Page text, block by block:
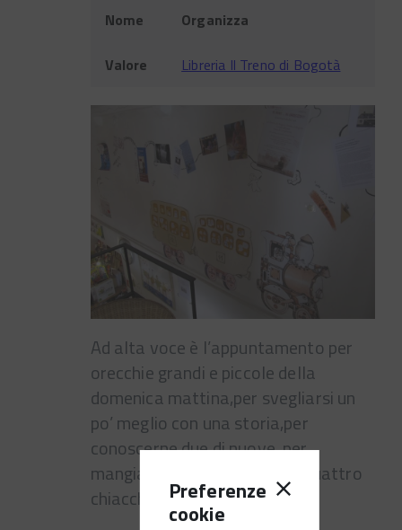
Preferenze
cookie
Nome Organizza
Valore Libreria Il Treno di Bogotà
Ad alta voce è l’appuntamento per
orecchie grandi e piccole della
domenica mattina,per svegliarsi un
po’ meglio con una storia,per
conoscerne due di nuove, per
mangiare tre biscotti e fare quattro
chiacchiere.